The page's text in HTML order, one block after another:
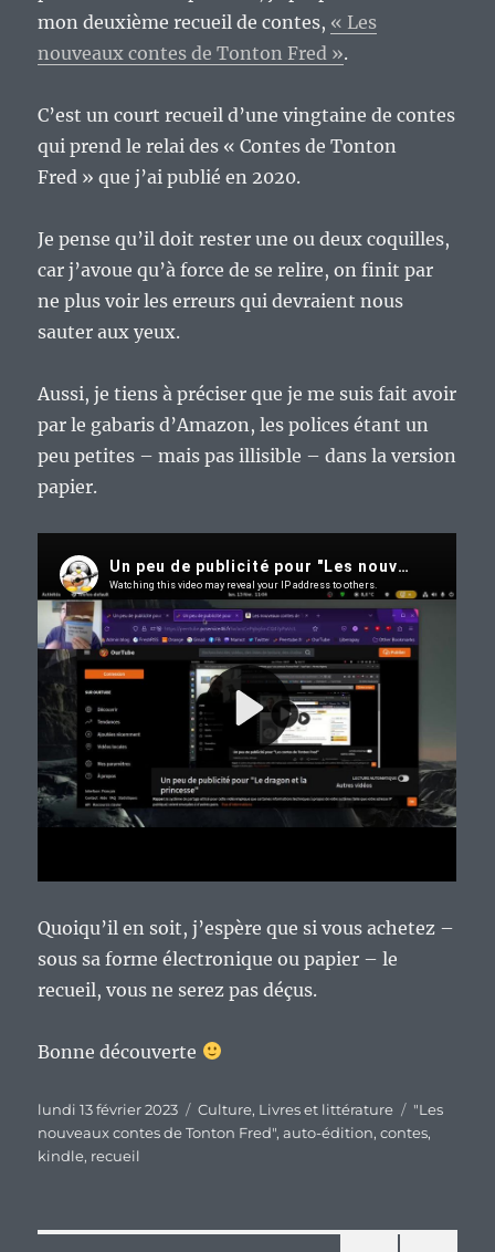
mon deuxième recueil de contes, « Les
nouveaux contes de Tonton Fred ».
C’est un court recueil d’une vingtaine de contes
qui prend le relai des « Contes de Tonton
Fred » que j’ai publié en 2020.
Je pense qu’il doit rester une ou deux coquilles,
car j’avoue qu’à force de se relire, on finit par
ne plus voir les erreurs qui devraient nous
sauter aux yeux.
Aussi, je tiens à préciser que je me suis fait avoir
par le gabaris d’Amazon, les polices étant un
peu petites – mais pas illisible – dans la version
papier.
Quoiqu’il en soit, j’espère que si vous achetez –
sous sa forme électronique ou papier – le
recueil, vous ne serez pas déçus.
Bonne découverte
Publié
le
lundi 13 février 2023 Catégories
Culture, Livres et littérature Étiquettes
"Les
nouveaux contes de Tonton Fred",auto-édition,contes,
kindle, recueil